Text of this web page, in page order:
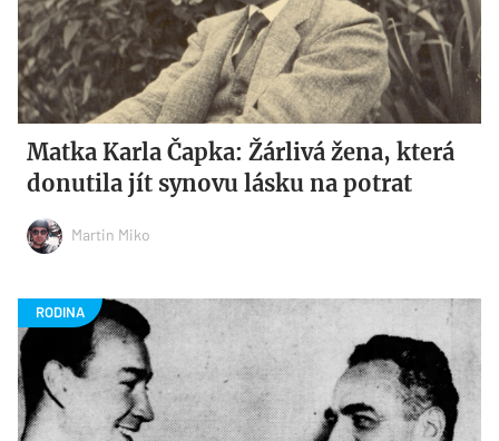
Matka Karla Čapka: Žárlivá žena, která
donutila jít synovu lásku na potrat
Martin Miko